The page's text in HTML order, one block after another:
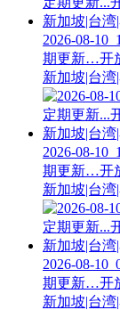
2026-08-
期更新…开
新加坡|台
2026-08-
期更新…开
新加坡|台
2026-08-
期更新…开
新加坡|台